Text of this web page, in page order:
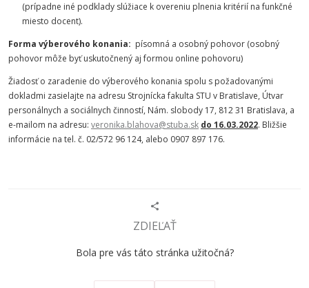
(prípadne iné podklady slúžiace k overeniu plnenia kritérií na funkčné
miesto docent).
Forma výberového konania: písomná a osobný pohovor (osobný
pohovor môže byť uskutočnený aj formou online pohovoru)
Žiadosť o zaradenie do výberového konania spolu s požadovanými
dokladmi zasielajte na adresu Strojnícka fakulta STU v Bratislave, Útvar
personálnych a sociálnych činností, Nám. slobody 17, 812 31 Bratislava, a
e-mailom na adresu: veronika.blahova@stuba.sk do 16.03.2022. Bližšie
informácie na tel. č. 02/572 96 124, alebo 0907 897 176.
ZDIEĽAŤ
Bola pre vás táto stránka užitočná?